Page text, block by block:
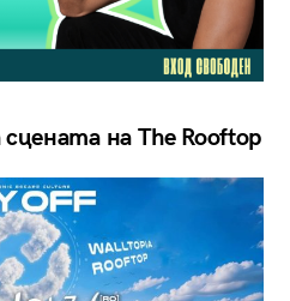
сцената на The Rooftop